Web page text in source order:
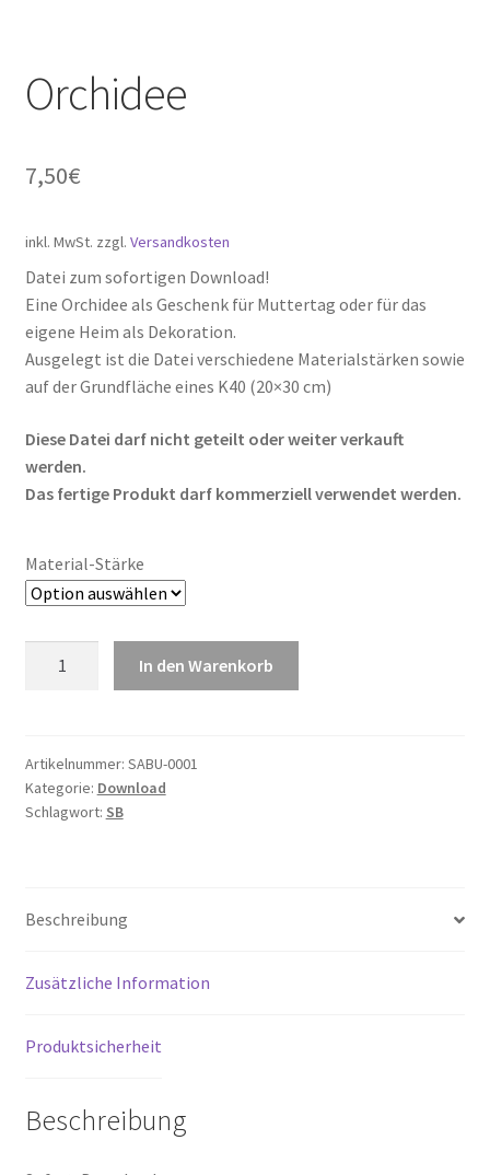
Widerrufsformular & Widerrufsbelehrung
Orchidee
7,50€
inkl. MwSt. zzgl. Versandkosten
Datei zum sofortigen Download!
Eine Orchidee als Geschenk für Muttertag oder für das
eigene Heim als Dekoration.
Ausgelegt ist die Datei verschiedene Materialstärken sowie
auf der Grundfläche eines K40 (20×30 cm)
Diese Datei darf nicht geteilt oder weiter verkauft
werden.
Das fertige Produkt darf kommerziell verwendet werden.
Material-Stärke
In den Warenkorb
Artikelnummer: SABU-0001
Kategorie: Download
Schlagwort: SB
Beschreibung
Zusätzliche Information
Produktsicherheit
Beschreibung